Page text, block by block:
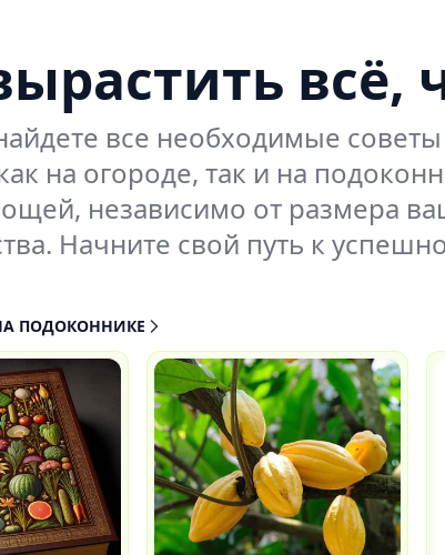
всё,
все необходимые
на огороде, так и на
независимо от размера
Начните свой путь к
ПОДОКОННИКЕ